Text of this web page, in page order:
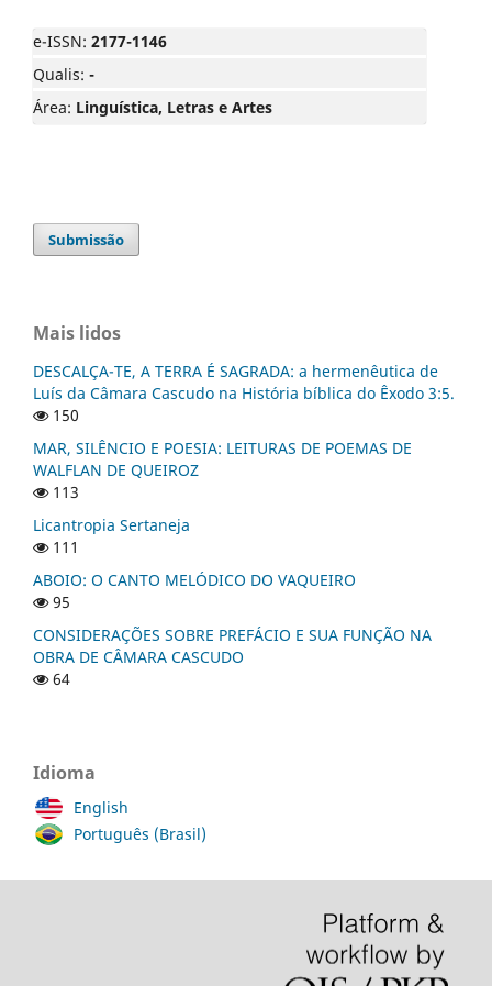
e-ISSN: 2177-1146
Qualis: -
Área: Linguística, Letras e Artes
Submissão
Mais lidos
DESCALÇA-TE, A TERRA É SAGRADA: a hermenêutica de
Luís da Câmara Cascudo na História bíblica do Êxodo 3:5.
150
MAR, SILÊNCIO E POESIA: LEITURAS DE POEMAS DE
WALFLAN DE QUEIROZ
113
Licantropia Sertaneja
111
ABOIO: O CANTO MELÓDICO DO VAQUEIRO
95
CONSIDERAÇÕES SOBRE PREFÁCIO E SUA FUNÇÃO NA
OBRA DE CÂMARA CASCUDO
64
Idioma
English
Português (Brasil)